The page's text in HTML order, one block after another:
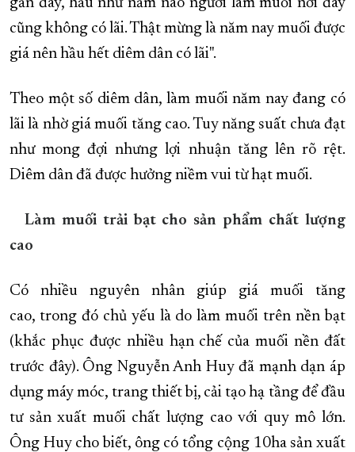
gần đây, hầu như năm nào người làm muối nơi đây
cũng không có lãi. Thật mừng là năm nay muối được
giá nên hầu hết diêm dân có lãi".
Theo một số diêm dân, làm muối năm nay đang có
lãi là nhờ giá muối tăng cao. Tuy năng suất chưa đạt
như mong đợi nhưng lợi nhuận tăng lên rõ rệt.
Diêm dân đã được hưởng niềm vui từ hạt muối.
Làm muối trải bạt cho sản phẩm chất lượng
cao
Có nhiều nguyên nhân giúp giá muối tăng
cao, trong đó chủ yếu là do làm muối trên nền bạt
(khắc phục được nhiều hạn chế của muối nền đất
trước đây). Ông Nguyễn Anh Huy đã mạnh dạn áp
dụng máy móc, trang thiết bị, cải tạo hạ tầng để đầu
tư sản xuất muối chất lượng cao với quy mô lớn.
Ông Huy cho biết, ông có tổng cộng 10ha sản xuất